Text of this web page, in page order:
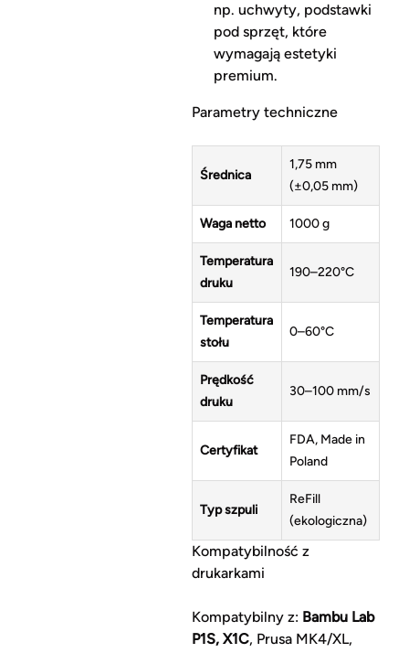
np. uchwyty, podstawki
pod sprzęt, które
wymagają estetyki
premium.
Parametry techniczne
Średnica
1,75 mm
(±0,05 mm)
Waga netto 1000 g
Temperatura
druku
190–220°C
Temperatura
stołu
0–60°C
Prędkość
druku
30–100 mm/s
Certyfikat
FDA, Made in
Poland
Typ szpuli
ReFill
(ekologiczna)
Kompatybilność z
drukarkami
Kompatybilny z: Bambu Lab
P1S, X1C, Prusa MK4/XL,